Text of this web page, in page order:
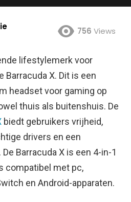
756 Views
lifestylemerk voor
Barracuda X. Dit is een
headset voor gaming op
thuis als buitenshuis. De
biedt gebruikers vrijheid,
drivers en een
Barracuda X is een 4-in-1
compatibel met pc,
en Android-apparaten.